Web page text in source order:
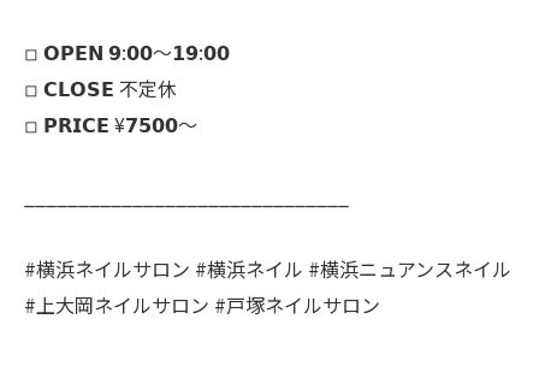
◽︎ 𝗢𝗣𝗘𝗡 𝟵:𝟬𝟬～𝟭𝟵:𝟬𝟬
◽︎ 𝗖𝗟𝗢𝗦𝗘 不定休
◽︎ 𝗣𝗥𝗜𝗖𝗘 ¥𝟳𝟱𝟬𝟬～
#横浜ネイルサロン #横浜ネイル #横浜ニュアンスネイル
#上大岡ネイルサロン #戸塚ネイルサロン